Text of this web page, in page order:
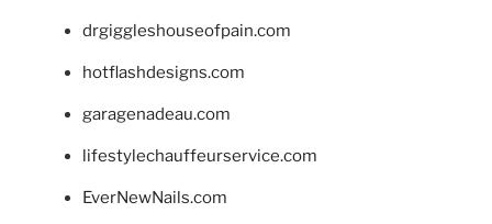
drgiggleshouseofpain.com
hotflashdesigns.com
garagenadeau.com
lifestylechauffeurservice.com
EverNewNails.com